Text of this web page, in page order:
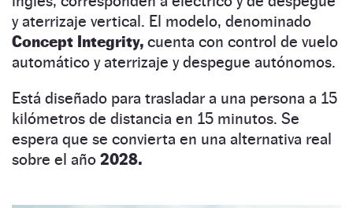
y aterrizaje vertical. El modelo, denominado
Concept Integrity, cuenta con control de vuelo
automático y aterrizaje y despegue autónomos.
Está diseñado para trasladar a una persona a 15
kilómetros de distancia en 15 minutos. Se
espera que se convierta en una alternativa real
sobre el año 2028.